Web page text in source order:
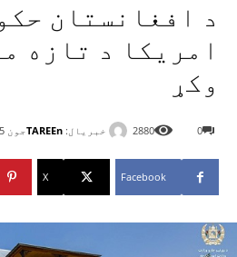
د افغانستان
امریکا د تازه
وکړ
خبریال: TAREEnجون 5, 2021 0
2880
Facebook
X